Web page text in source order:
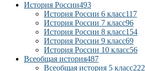
История России493
История России 6 класс117
История России 7 класс96
История России 8 класс154
История России 9 класс69
История России 10 класс56
Всеобщая история487
Всеобщая история 5 класс222